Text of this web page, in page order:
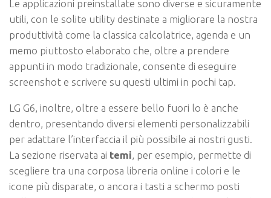
Le applicazioni preinstallate sono diverse e sicuramente
utili, con le solite utility destinate a migliorare la nostra
produttività come la classica calcolatrice, agenda e un
memo piuttosto elaborato che, oltre a prendere
appunti in modo tradizionale, consente di eseguire
screenshot e scrivere su questi ultimi in pochi tap.
LG G6, inoltre, oltre a essere bello fuori lo è anche
dentro, presentando diversi elementi personalizzabili
per adattare l’interfaccia il più possibile ai nostri gusti.
La sezione riservata ai temi, per esempio, permette di
scegliere tra una corposa libreria online i colori e le
icone più disparate, o ancora i tasti a schermo posti